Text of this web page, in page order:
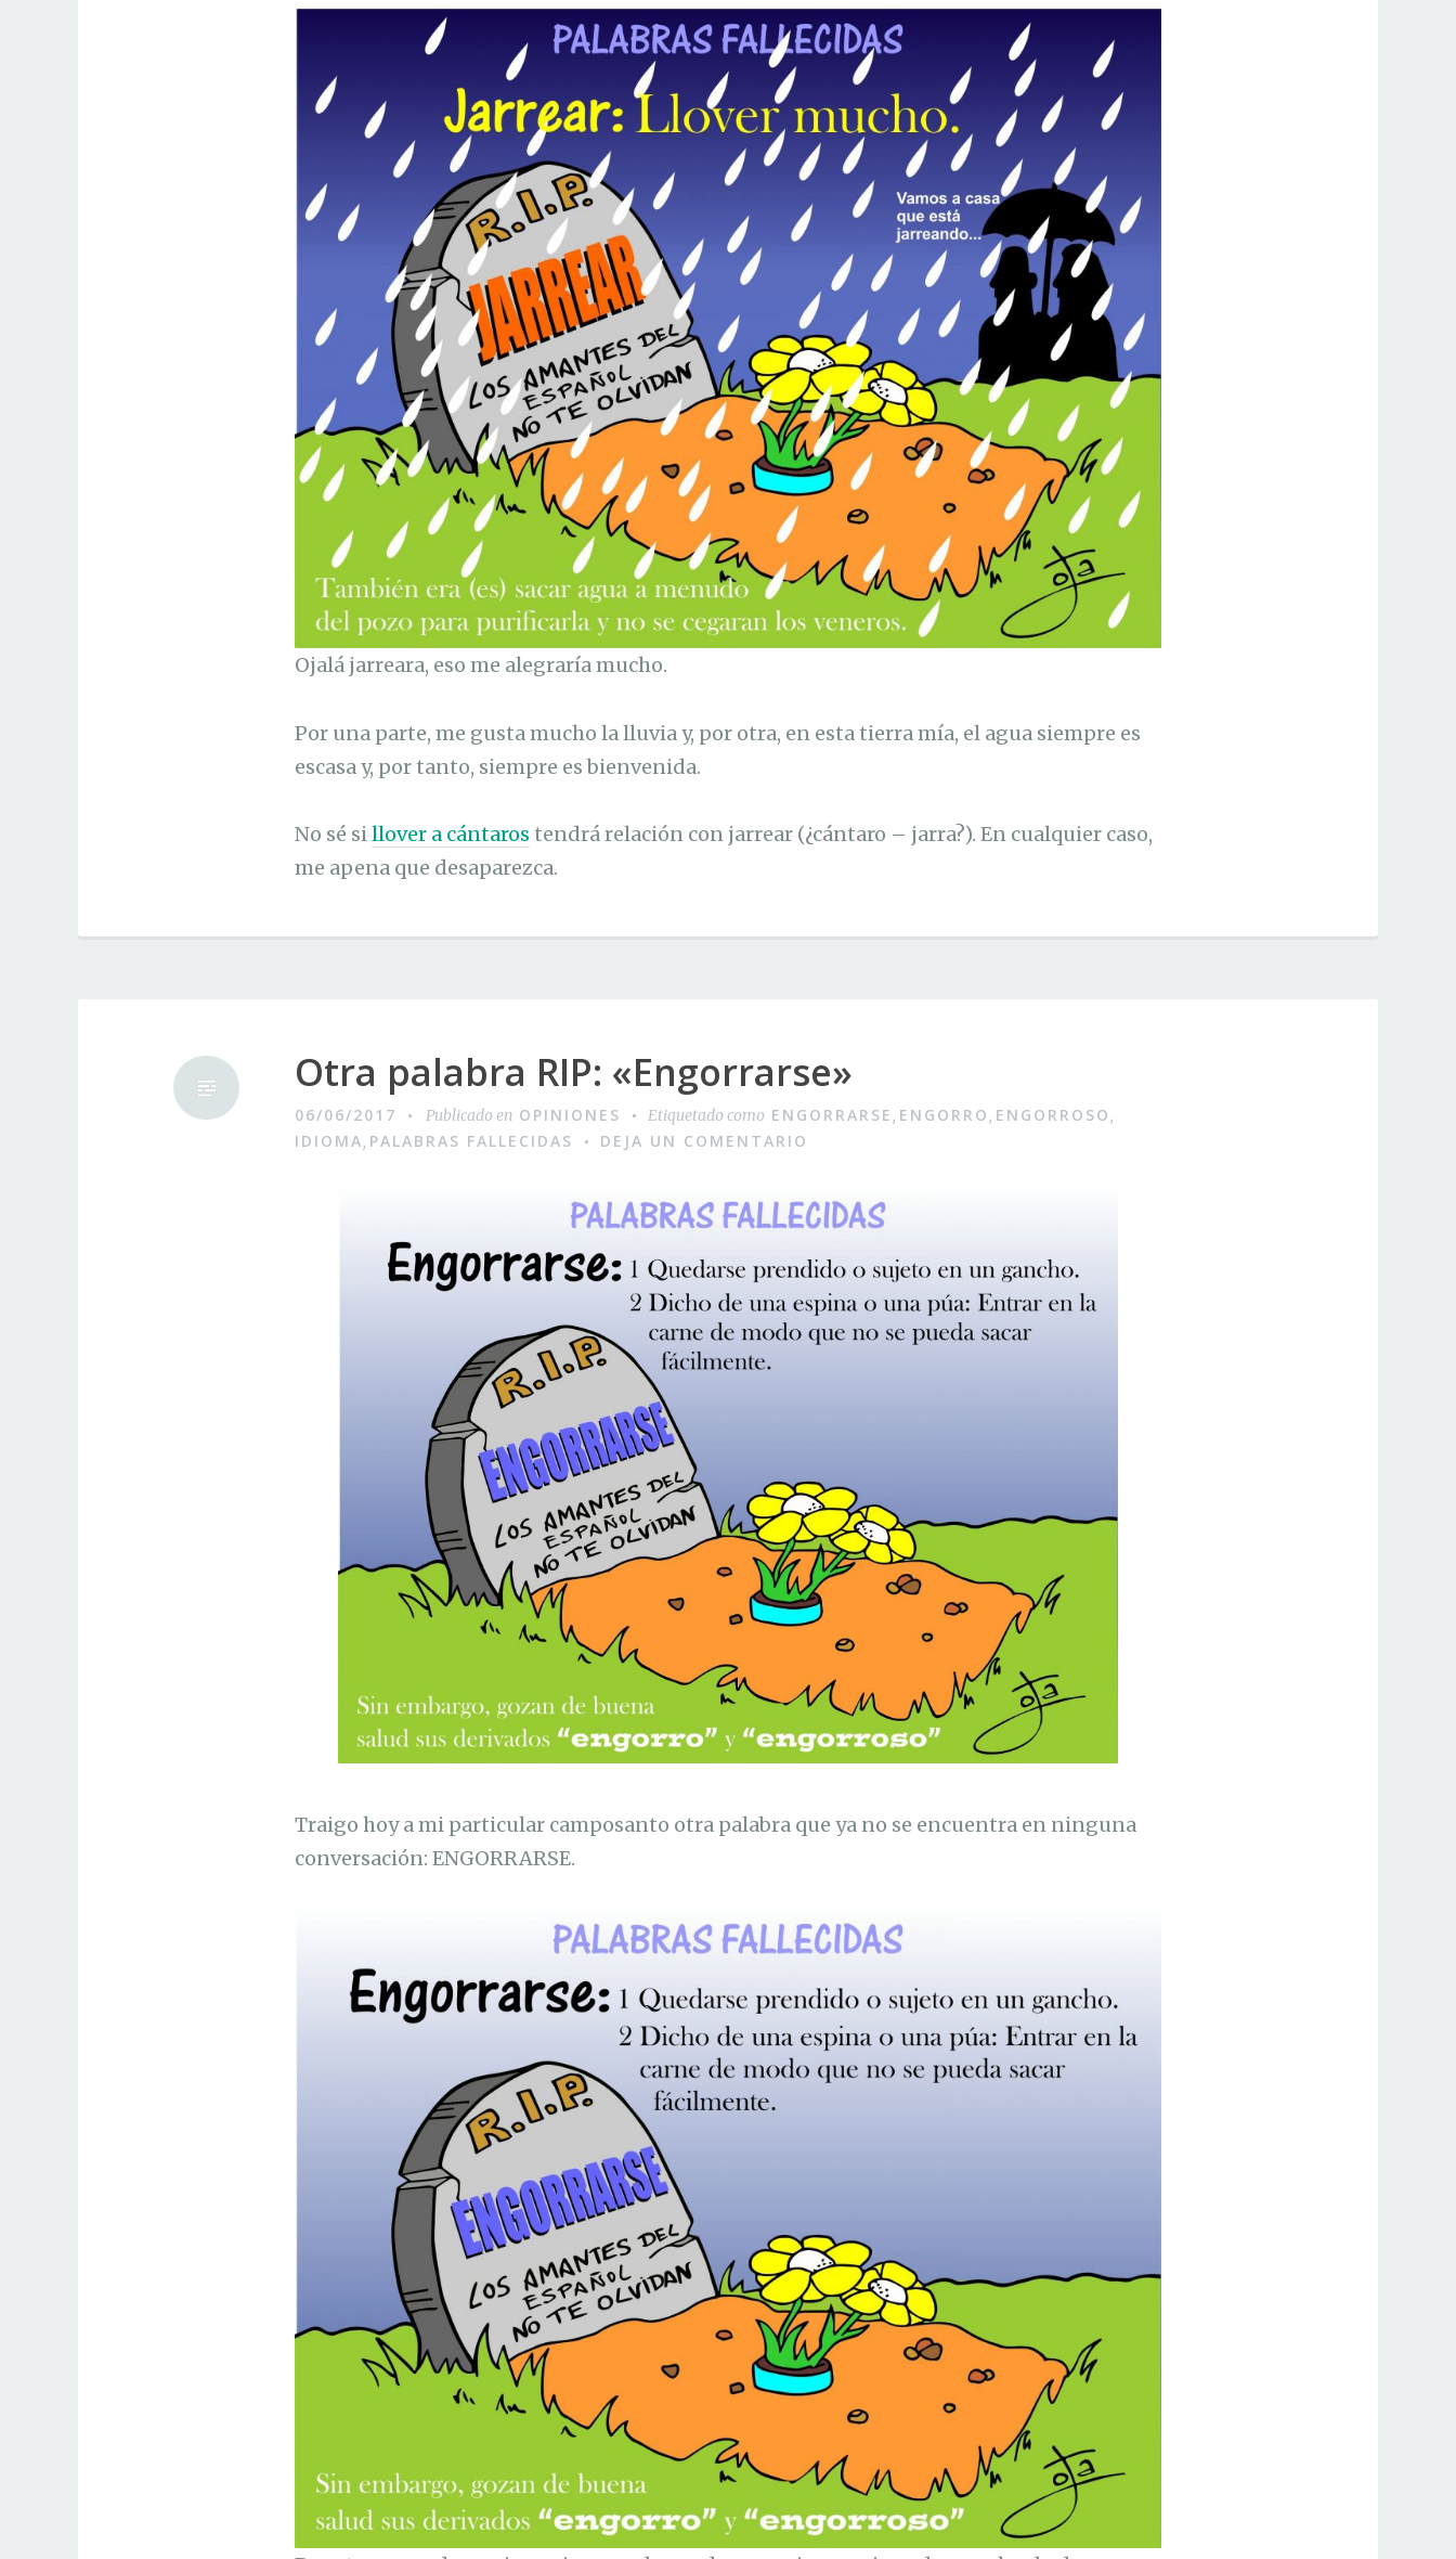
Ojalá jarreara, eso me alegraría mucho.
Por una parte, me gusta mucho la lluvia y, por otra, en esta tierra mía, el agua siempre es
escasa y, por tanto, siempre es bienvenida.
No sé sillover a cántaros tendrá relación con jarrear (¿cántaro – jarra?). En cualquier caso,
me apena que desaparezca.
Otra palabra RIP: «Engorrarse»
06/06/2017 Publicado en OPINIONES Etiquetado como ENGORRARSE, ENGORRO, ENGORROSO,
IDIOMA, PALABRAS FALLECIDAS DEJA UN COMENTARIO
Traigo hoy a mi particular camposanto otra palabra que ya no se encuentra en ninguna
conversación: ENGORRARSE.